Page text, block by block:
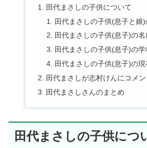
田代まさしの子供について
田代まさしの子供(息子と娘)
田代まさしの子供(息子)の名
田代まさしの子供(息子)の学
田代まさしの子供(息子)の
田代まさしが志村けんにコメン
田代まさしさんのまとめ
田代まさしの子供につ